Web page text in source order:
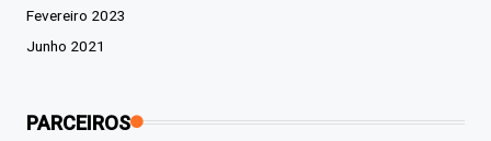
Fevereiro 2023
Junho 2021
PARCEIROS